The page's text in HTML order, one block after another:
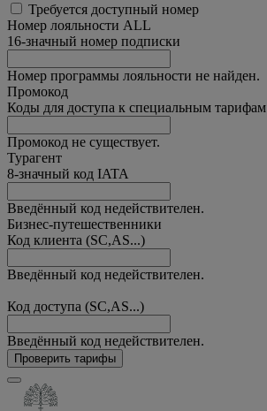
Требуется доступный номер
Номер лояльности ALL
16-значный номер подписки
Номер программы лояльности не найден.
Промокод
Коды для доступа к специальным тарифам
Промокод не существует.
Турагент
8-значный код IATA
Введённый код недействителен.
Бизнес-путешественники
Код клиента (SC,AS...)
Введённый код недействителен.
Код доступа (SC,AS...)
Введённый код недействителен.
Проверить тарифы